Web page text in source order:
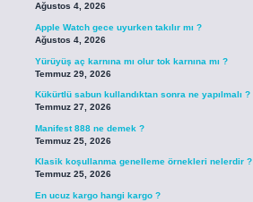
Ağustos 4, 2026
Apple Watch gece uyurken takılır mı ?
Ağustos 4, 2026
Yürüyüş aç karnına mı olur tok karnına mı ?
Temmuz 29, 2026
Kükürtlü sabun kullandıktan sonra ne yapılmalı ?
Temmuz 27, 2026
Manifest 888 ne demek ?
Temmuz 25, 2026
Klasik koşullanma genelleme örnekleri nelerdir ?
Temmuz 25, 2026
En ucuz kargo hangi kargo ?